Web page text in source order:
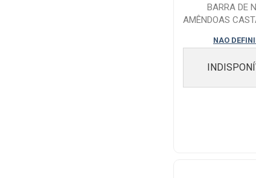
BARRA DE
AMÊNDOAS
NAO